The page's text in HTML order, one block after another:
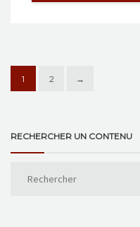
1 2 →
RECHERCHER UN CONTENU